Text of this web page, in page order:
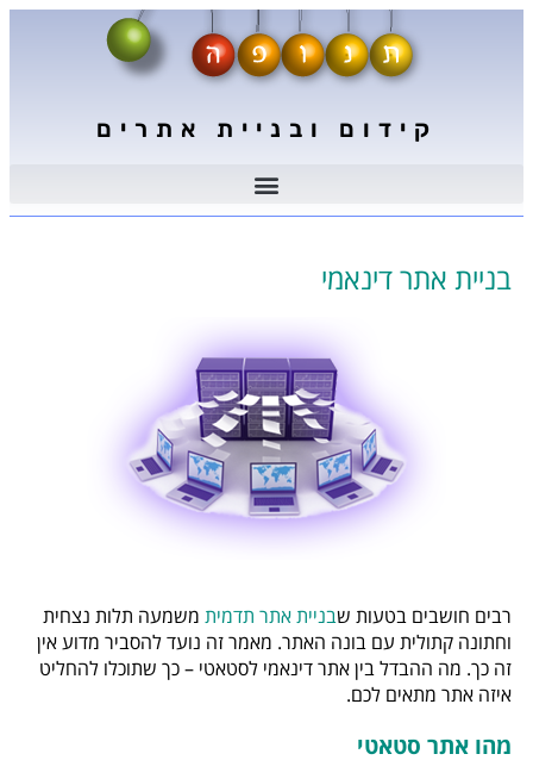
קידום ובניית אתרים
בניית אתר דינאמי
רבים חושבים בטעות שבניית אתר תדמית משמעה תלות נצחית
וחתונה קתולית עם בונה האתר. מאמר זה נועד להסביר מדוע אין
זה כך. מה ההבדל בין אתר דינאמי לסטאטי – כך שתוכלו להחליט
איזה אתר מתאים לכם.
מהו אתר סטאטי